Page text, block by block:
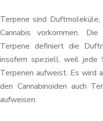
Terpene sind
Cannabis vorkommen.
Terpene definiert die
insofern speziell, weil jede
Terpenen aufweist. Es wird
den Cannabinoiden auch
aufweisen.